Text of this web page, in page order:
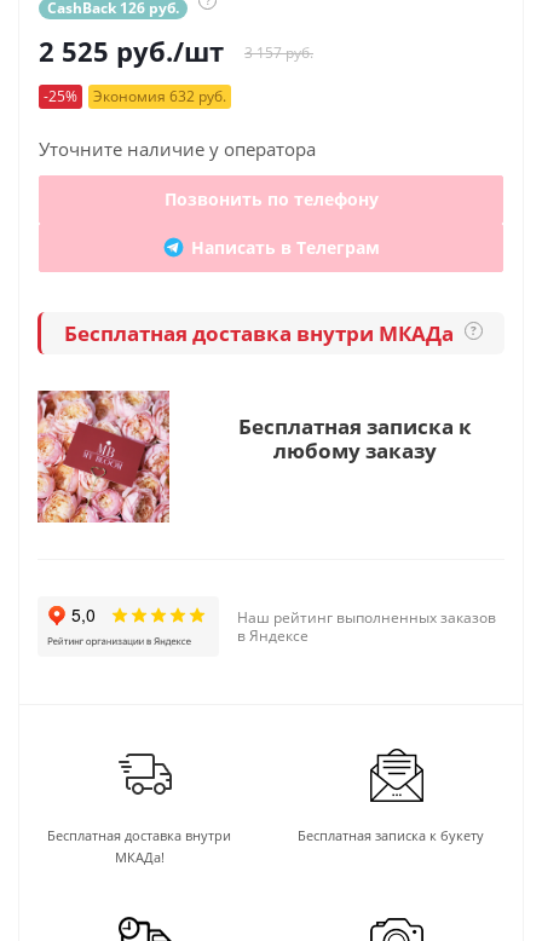
CashBack 126 руб.
2 525 руб./шт 3 157 руб.
-25% Экономия 632 руб.
Уточните наличие у оператора
Позвонить по телефону
Написать в Телеграм
Бесплатная доставка внутри МКАДа ?
Бесплатная записка к
любому заказу
Наш рейтинг выполненных заказов
в Яндексе
Бесплатная доставка внутри
МКАДа!
Бесплатная записка к букету